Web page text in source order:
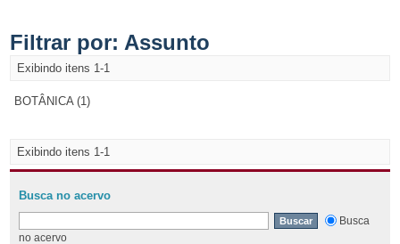
Filtrar por: Assunto
Exibindo itens 1-1
BOTÂNICA (1)
Exibindo itens 1-1
Busca no acervo
Busca
no acervo